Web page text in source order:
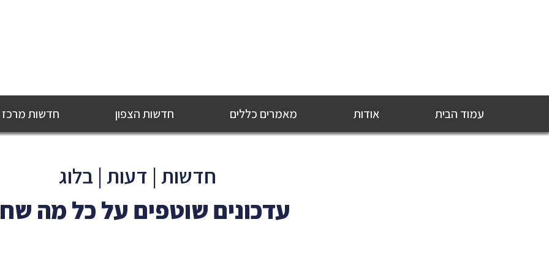
עמוד הבית אודות מאמרים כללים חדשות הצפון חדשות מרכז
חדשות | דעות | בלוג
עדכונים שוטפים על כל מה